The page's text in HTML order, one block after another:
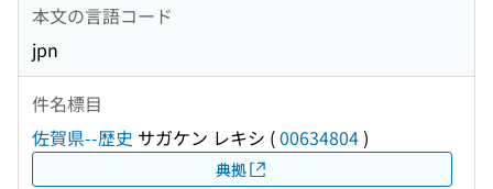
本文の言語コード
jpn
件名標目
佐賀県--歴史 サガケン レキシ (00634804)
典拠